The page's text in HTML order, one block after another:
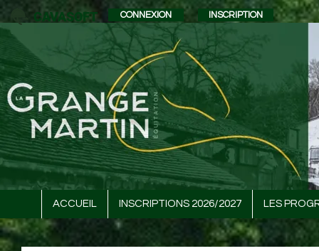
CAVASOFT CONNEXION INSCRIPTION
ACCUEIL INSCRIPTIONS 2026/2027 LES